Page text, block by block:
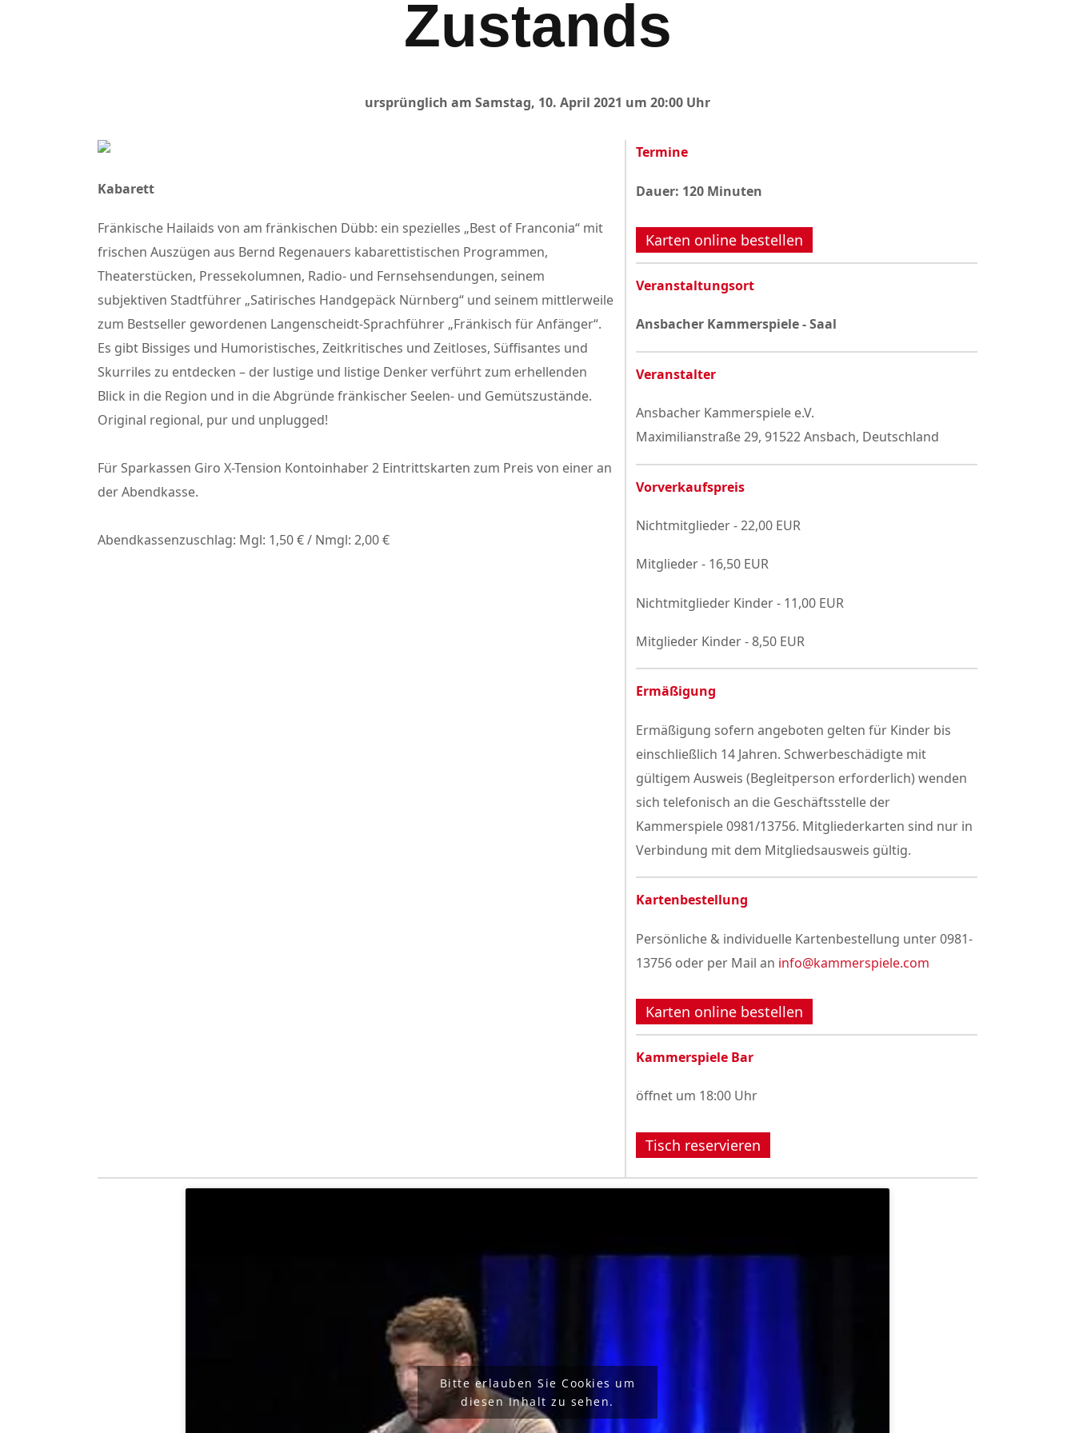
Zustands
Datenschutzerklärung
ursprünglich am Samstag, 10. April 2021 um 20:00 Uhr
Kabarett
Fränkische Hailaids von am fränkischen Dübb: ein spezielles „Best of Franconia“ mit
frischen Auszügen aus Bernd Regenauers kabarettistischen Programmen,
Theaterstücken, Pressekolumnen, Radio- und Fernsehsendungen, seinem
subjektiven Stadtführer „Satirisches Handgepäck Nürnberg“ und seinem mittlerweile
zum Bestseller gewordenen Langenscheidt-Sprachführer „Fränkisch für Anfänger“.
Es gibt Bissiges und Humoristisches, Zeitkritisches und Zeitloses, Süffisantes und
Skurriles zu entdecken – der lustige und listige Denker verführt zum erhellenden
Blick in die Region und in die Abgründe fränkischer Seelen- und Gemütszustände.
Original regional, pur und unplugged!
Für Sparkassen Giro X-Tension Kontoinhaber 2 Eintrittskarten zum Preis von einer an
der Abendkasse.
Abendkassenzuschlag: Mgl: 1,50 € / Nmgl: 2,00 €
Termine
Dauer: 120 Minuten
Karten online bestellen
Veranstaltungsort
Ansbacher Kammerspiele - Saal
Veranstalter
Ansbacher Kammerspiele e.V.
Maximilianstraße 29, 91522 Ansbach, Deutschland
Vorverkaufspreis
Nichtmitglieder - 22,00 EUR
Mitglieder - 16,50 EUR
Nichtmitglieder Kinder - 11,00 EUR
Mitglieder Kinder - 8,50 EUR
Ermäßigung
Ermäßigung sofern angeboten gelten für Kinder bis
einschließlich 14 Jahren. Schwerbeschädigte mit
gültigem Ausweis (Begleitperson erforderlich) wenden
sich telefonisch an die Geschäftsstelle der
Kammerspiele 0981/13756. Mitgliederkarten sind nur in
Verbindung mit dem Mitgliedsausweis gültig.
Kartenbestellung
Persönliche & individuelle Kartenbestellung unter 0981-
13756 oder per Mail an info@kammerspiele.com
Karten online bestellen
Kammerspiele Bar
öffnet um 18:00 Uhr
Tisch reservieren
Bitte erlauben Sie Cookies um
diesen Inhalt zu sehen.